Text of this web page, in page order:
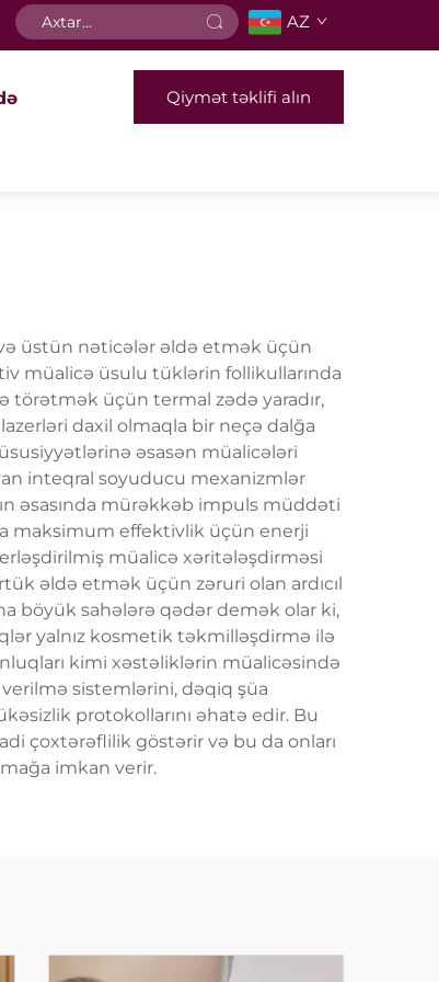
AZ
Qiymət təklifi alın
üstün nəticələr əldə etmək üçün
müalicə üsulu tüklərin follikullarında
törətmək üçün termal zədə yaradır,
daxil olmaqla bir neçə dalğa
əsasən müalicələri
inteqral soyuducu mexanizmlər
əsasında mürəkkəb impuls müddəti
maksimum effektivlik üçün enerji
müalicə xəritələşdirməsi
əldə etmək üçün zəruri olan ardıcıl
böyük sahələrə qədər demək olar ki,
yalnız kosmetik təkmilləşdirmə ilə
kimi xəstəliklərin müalicəsində
sistemlərini, dəqiq şüa
protokollarını əhatə edir. Bu
çoxtərəflilik göstərir və bu da onları
imkan verir.